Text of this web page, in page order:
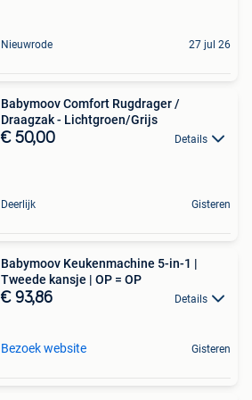
Nieuwrode 27 jul 26
Babymoov Comfort Rugdrager /
Draagzak - Lichtgroen/Grijs
€ 50,00 Details
Deerlijk Gisteren
Babymoov Keukenmachine 5-in-1 |
Tweede kansje | OP = OP
€ 93,86 Details
Bezoek website Gisteren